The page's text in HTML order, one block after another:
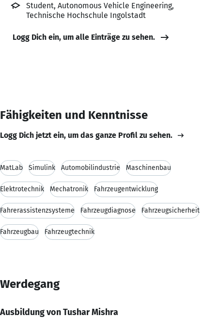
Student, Autonomous Vehicle Engineering,
Technische Hochschule Ingolstadt
Logg Dich ein, um alle Einträge zu sehen.
Fähigkeiten und Kenntnisse
Logg Dich jetzt ein, um das ganze Profil zu sehen.
MatLab Simulink Automobilindustrie Maschinenbau
Elektrotechnik Mechatronik Fahrzeugentwicklung
Fahrerassistenzsysteme Fahrzeugdiagnose Fahrzeugsicherheit
Fahrzeugbau Fahrzeugtechnik
Werdegang
Ausbildung von Tushar Mishra